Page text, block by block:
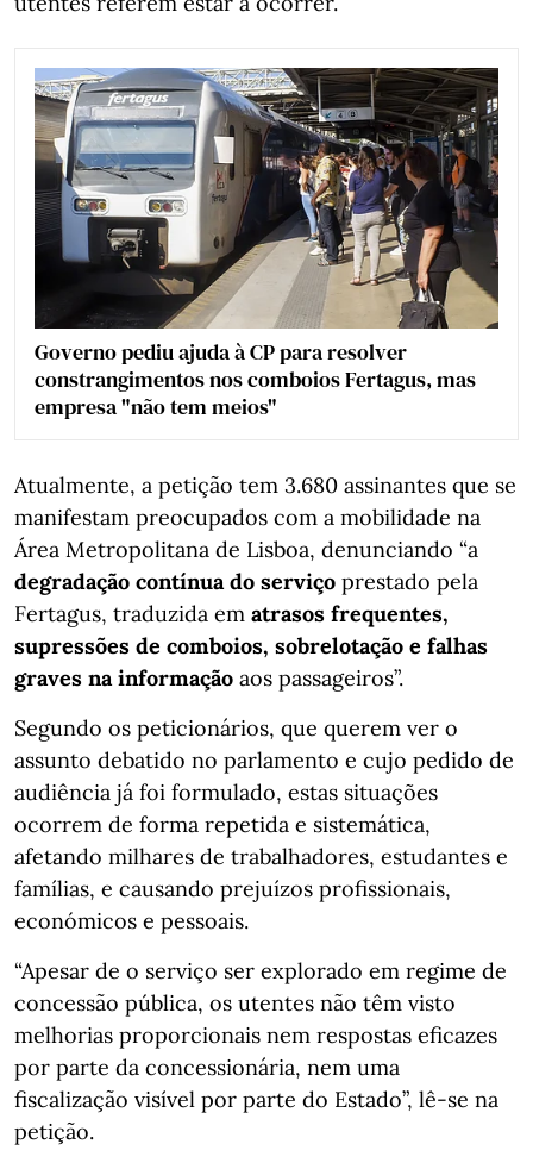
Governo pediu ajuda à CP para resolver
constrangimentos nos comboios Fertagus, mas
empresa "não tem meios"
Atualmente, a petição tem 3.680 assinantes que se
manifestam preocupados com a mobilidade na
Área Metropolitana de Lisboa, denunciando “a
degradação contínua do serviço prestado pela
Fertagus, traduzida em atrasos frequentes,
supressões de comboios, sobrelotação e falhas
graves na informação aos passageiros”.
Segundo os peticionários, que querem ver o
assunto debatido no parlamento e cujo pedido de
audiência já foi formulado, estas situações
ocorrem de forma repetida e sistemática,
afetando milhares de trabalhadores, estudantes e
famílias, e causando prejuízos profissionais,
económicos e pessoais.
“Apesar de o serviço ser explorado em regime de
concessão pública, os utentes não têm visto
melhorias proporcionais nem respostas eficazes
por parte da concessionária, nem uma
fiscalização visível por parte do Estado”, lê-se na
petição.